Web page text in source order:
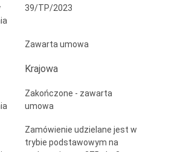
39/TP/2023
Zawarta umowa
Krajowa
Zakończone - zawarta
umowa
Zamówienie udzielane jest w
trybie podstawowym na